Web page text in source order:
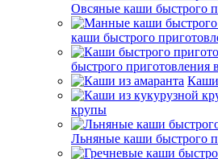
Овсяные каши быстрого
каши быстрого
быстрого приготовления
Каши
крупы
Льняные каши быстрого